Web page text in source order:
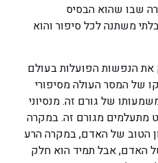
שבו שהוא הבסיס
משתנה לכל סיפור והוא
את הנפשות הפועלות בעולם
של המסר העולה מסיפורי
של גורם זה. מנסיוני
מתעלמים מגורם זה. במקרה
הטוב של האדם, במקרה הרע
האדם, אבל תמיד הוא חלק